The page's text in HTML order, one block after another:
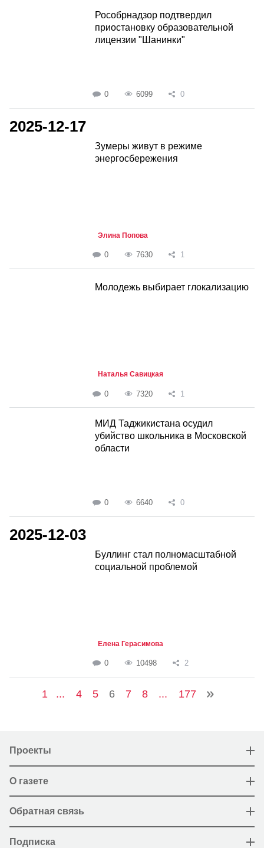
Рособрнадзор подтвердил
приостановку образовательной
лицензии "Шанинки"
0 6099 0
2025-12-17
Зумеры живут в режиме
энергосбережения
Элина Попова
0 7630 1
Молодежь выбирает глокализацию
Наталья Савицкая
0 7320 1
МИД Таджикистана осудил
убийство школьника в Московской
области
0 6640 0
2025-12-03
Буллинг стал полномасштабной
социальной проблемой
Елена Герасимова
0 10498 2
1 ... 4 5 6 7 8 ... 177
Проекты
О газете
Обратная связь
Подписка